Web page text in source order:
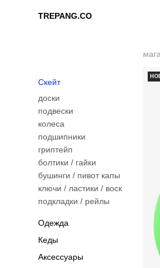
TREPANG.CO
TREPANG.CO
Скейт
доски
подвески
колеса
подшипники
гриптейп
болтики / гайки
бушинги / пивот капы
ключи / ластики / воск
подкладки / рейлы
Одежда
Кеды
Аксессуары